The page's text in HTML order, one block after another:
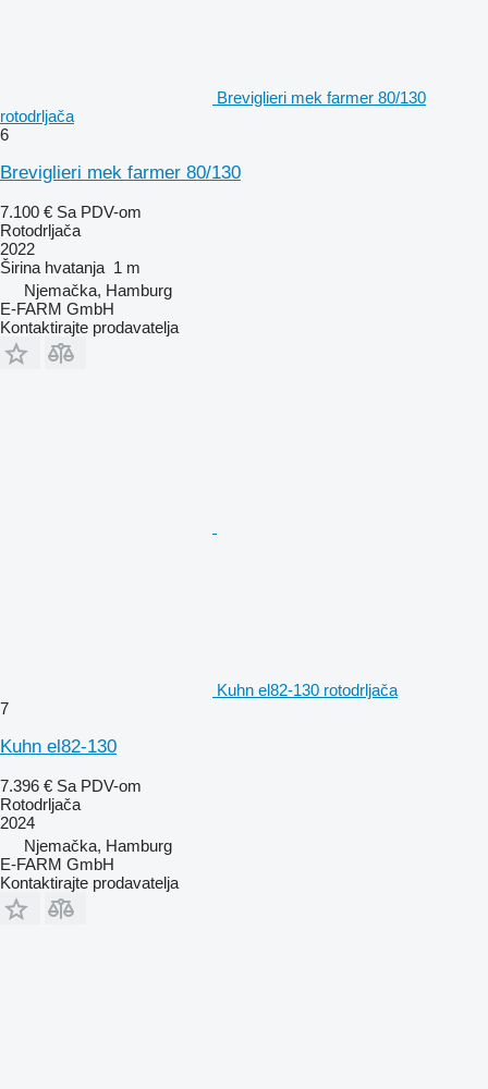
Breviglieri mek farmer 80/130
rotodrljača
6
Breviglieri mek farmer 80/130
7.100 € Sa PDV-om
Rotodrljača
2022
Širina hvatanja 1 m
Njemačka, Hamburg
E-FARM GmbH
Kontaktirajte prodavatelja
Kuhn el82-130 rotodrljača
7
Kuhn el82-130
7.396 € Sa PDV-om
Rotodrljača
2024
Njemačka, Hamburg
E-FARM GmbH
Kontaktirajte prodavatelja